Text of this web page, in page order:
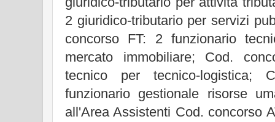
2 giuridico-tributario per servizi
concorso FT: 2 funzionario
mercato immobiliare; Cod.
tecnico per tecnico-logistica;
funzionario gestionale risorse
all'Area Assistenti Cod. concorso